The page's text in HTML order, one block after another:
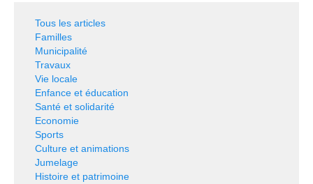
Tous les articles
Familles
Municipalité
Travaux
Vie locale
Enfance et éducation
Santé et solidarité
Economie
Sports
Culture et animations
Jumelage
Histoire et patrimoine